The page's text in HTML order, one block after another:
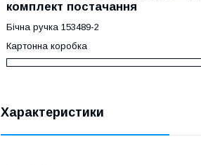
комплект постачання
Бічна ручка 153489-2
Картонна коробка
Характеристики